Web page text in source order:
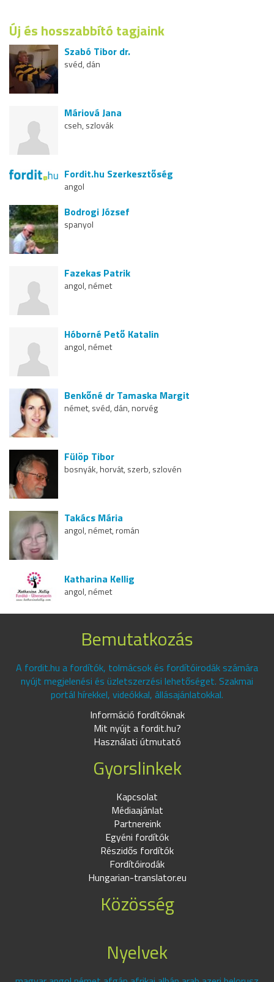
Új és hosszabbító tagjaink
Szabó Tibor dr.
svéd, dán
Máriová Jana
cseh, szlovák
Fordit.hu Szerkesztőség
angol
Bodrogi József
spanyol
Fazekas Patrik
angol, német
Hóborné Pető Katalin
angol, német
Benkőné dr Tamaska Margit
német, svéd, dán, norvég
Fülöp Tibor
bosnyák, horvát, szerb, szlovén
Takács Mária
angol, német, román
Katharina Kellig
angol, német
Bemutatkozás
A fordit.hu a fordítók, tolmácsok és fordítóirodák számára
nyújt megjelenési és üzletszerzési lehetőséget. Szakmai
portál hírekkel, videókkal, állásajánlatokkal.
Információ fordítóknak
Mit nyújt a fordit.hu?
Használati útmutató
Gyorslinkek
Kapcsolat
Médiaajánlat
Partnereink
Egyéni fordítók
Részidős fordítók
Fordítóirodák
Hungarian-translator.eu
Közösség
Nyelvek